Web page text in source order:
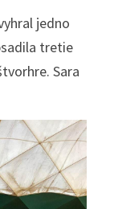
jedno
tretie
Sara